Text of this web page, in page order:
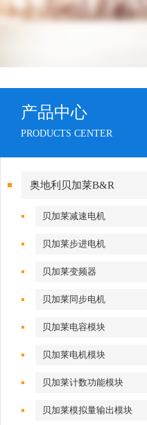
产品中心
PRODUCTS CENTER
奥地利贝加莱B&R
贝加莱减速电机
贝加莱步进电机
贝加莱变频器
贝加莱同步电机
贝加莱电容模块
贝加莱电机模块
贝加莱计数功能模块
贝加莱模拟量输出模块